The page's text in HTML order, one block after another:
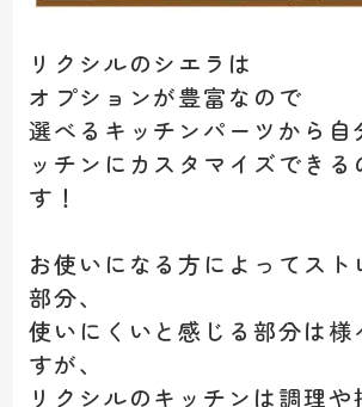
リクシルのシエラは
オプションが豊富なので
選べるキッチンパーツから自
ッチンにカスタマイズできる
す！
お使いになる方によってスト
部分、
使いにくいと感じる部分は様
すが、
リクシルのキッチンは調理や